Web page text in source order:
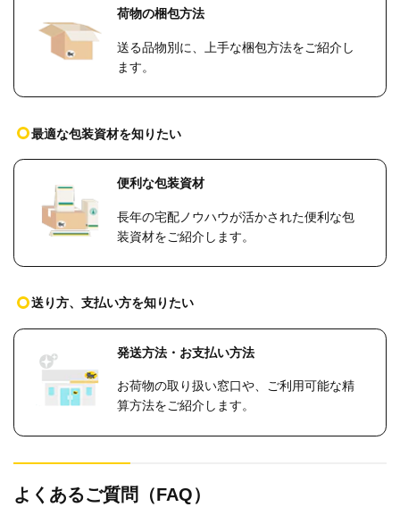
荷物の梱包方法
送る品物別に、上手な梱包方法をご紹介し
ます。
最適な包装資材を知りたい
便利な包装資材
長年の宅配ノウハウが活かされた便利な包
装資材をご紹介します。
送り方、支払い方を知りたい
発送方法・お支払い方法
お荷物の取り扱い窓口や、ご利用可能な精
算方法をご紹介します。
よくあるご質問（FAQ）